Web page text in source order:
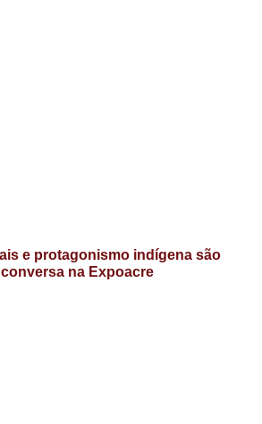
e protagonismo indígena são
na Expoacre